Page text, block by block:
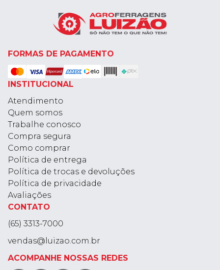
FORMAS DE PAGAMENTO
INSTITUCIONAL
Atendimento
Quem somos
Trabalhe conosco
Compra segura
Como comprar
Política de entrega
Política de trocas e devoluções
Política de privacidade
Avaliações
CONTATO
(65) 3313-7000
vendas@luizao.com.br
ACOMPANHE NOSSAS REDES